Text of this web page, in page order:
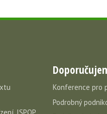
Konference pro
Podrobný